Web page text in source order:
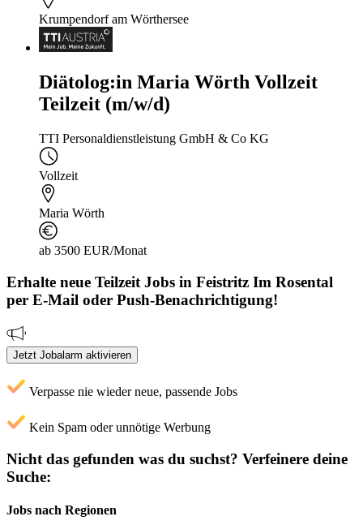
Krumpendorf am Wörthersee
Diätolog:in Maria Wörth Vollzeit
Teilzeit (m/w/d)
TTI Personaldienstleistung GmbH & Co KG
Vollzeit
Maria Wörth
ab 3500 EUR/Monat
Erhalte neue Teilzeit Jobs in Feistritz Im Rosental
per E-Mail oder Push-Benachrichtigung!
Jetzt Jobalarm aktivieren
Verpasse nie wieder neue, passende Jobs
Kein Spam oder unnötige Werbung
Nicht das gefunden was du suchst? Verfeinere deine
Suche:
Jobs nach Regionen